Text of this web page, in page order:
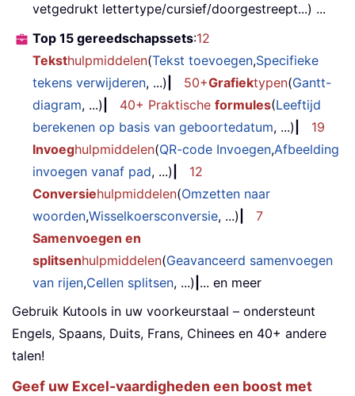
vetgedrukt lettertype/cursief/doorgestreept...) ...
Top 15 gereedschapssets:12
Teksthulpmiddelen(Tekst toevoegen,Specifieke
tekens verwijderen, ...) 50+Grafiektypen(Gantt-
diagram, ...) 40+ Praktische formules(Leeftijd
berekenen op basis van geboortedatum, ...)
19
Invoeghulpmiddelen(QR-code Invoegen,Afbeelding
invoegen vanaf pad, ...)
12
Conversiehulpmiddelen(Omzetten naar
woorden,Wisselkoersconversie, ...)
7
Samenvoegen en
splitsenhulpmiddelen(Geavanceerd samenvoegen
van rijen,Cellen splitsen, ...) ... en meer
Gebruik Kutools in uw voorkeurstaal – ondersteunt
Engels, Spaans, Duits, Frans, Chinees en 40+ andere
talen!
Geef uw Excel-vaardigheden een boost met